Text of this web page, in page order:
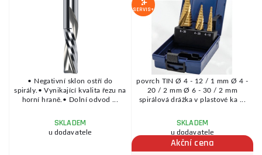
• Negativní sklon ostří do
spirály.• Vynikající kvalita řezu na
horní hraně.• Dolní odvod ...
SKLADEM
u dodavatele
SERVIS+
povrch TIN Ø 4 - 12 / 1 mm Ø 4 -
20 / 2 mm Ø 6 - 30 / 2 mm
spirálová drážka v plastové ka ...
SKLADEM
u dodavatele
Akční cena